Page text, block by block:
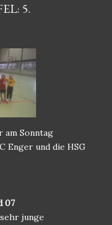
5.
am Sonntag
Enger und die HSG
07
junge